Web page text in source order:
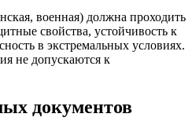
военная) должна проходить
свойства, устойчивость к
в экстремальных условиях.
не допускаются к
документов